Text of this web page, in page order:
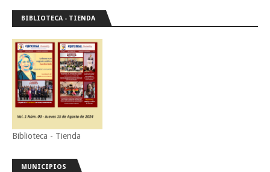
BIBLIOTECA - TIENDA
Biblioteca - Tienda
MUNICIPIOS